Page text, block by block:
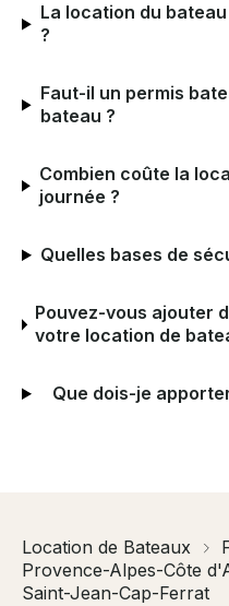
La location du
?
Faut-il un permis
bateau ?
Combien coûte la
journée ?
Quelles bases de
Pouvez-vous ajouter
votre location de
Que dois-je
Location de Bateaux
Provence-Alpes-Côte
Saint-Jean-Cap-Ferrat